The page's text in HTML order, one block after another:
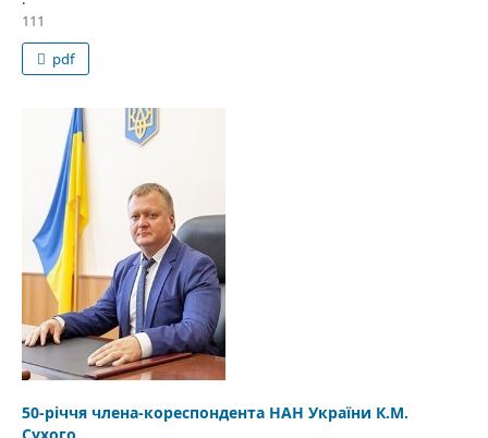
111
pdf
50-річчя члена-кореспондента НАН України К.М.